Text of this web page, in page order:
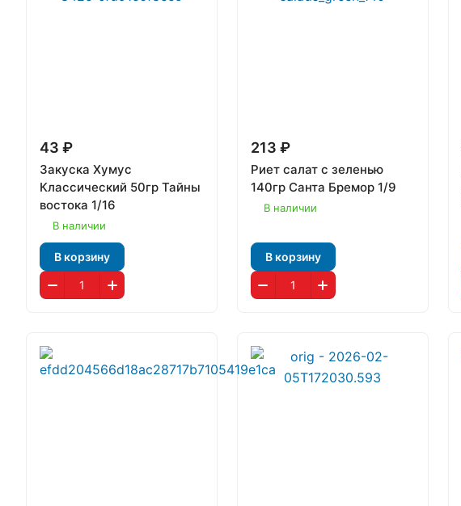
43 ₽
Закуска Хумус
Классический 50гр Тайны
востока 1/16
В наличии
В корзину
213 ₽
Риет салат с зеленью
140гр Санта Бремор 1/9
В наличии
В корзину